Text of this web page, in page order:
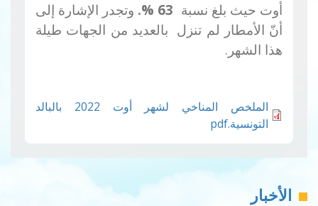
أوت حيث بلغ نسبة 63
%
. وتجدر الإشارة إلى
أنّ الأمطار لم تنزل بالعديد من الجهات طيلة
هذا الشهر.
الملخص المناخي لشهر أوت 2022 بالبالد
التونسية.pdf
الأخبار